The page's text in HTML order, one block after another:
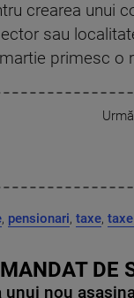
crearea unui
sau
primesc o
, pensionari, taxe,
DE
unui nou